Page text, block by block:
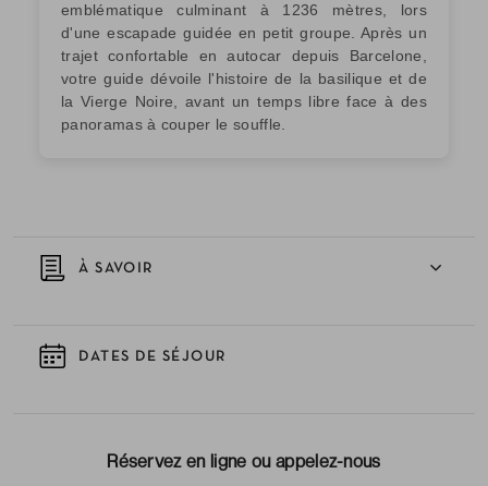
À SAVOIR
DATES DE SÉJOUR
Réservez en ligne ou appelez-nous
emblématique culminant à 1236 mètres, lors
d'une escapade guidée en petit groupe. Après un
trajet confortable en autocar depuis Barcelone,
votre guide dévoile l'histoire de la basilique et de
la Vierge Noire, avant un temps libre face à des
panoramas à couper le souffle.